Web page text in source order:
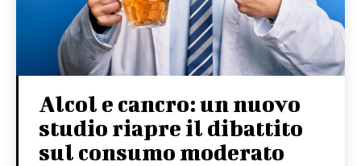
Alcol e cancro: un nuovo
studio riapre il dibattito
sul consumo moderato